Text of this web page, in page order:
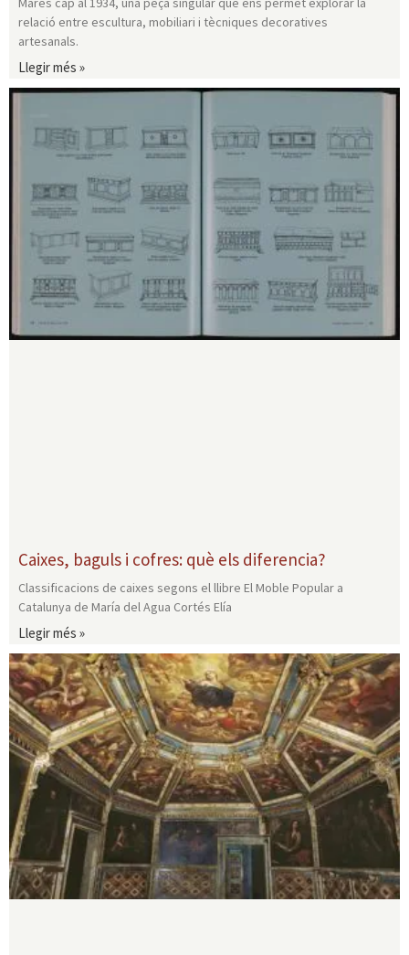
relació entre escultura, mobiliari i tècniques decoratives
artesanals.
Llegir més »
Caixes, baguls i cofres: què els diferencia?
Classificacions de caixes segons el llibre El Moble Popular a
Catalunya de María del Agua Cortés Elía
Llegir més »